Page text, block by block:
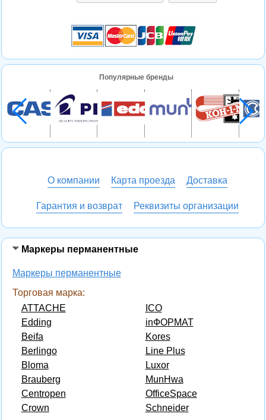
Маркеры перманентные
Маркеры перманентные
Торговая марка:
ATTACHE
Edding
Beifa
Berlingo
Bloma
Brauberg
Centropen
Crown
ICO
inФОРМАТ
Kores
Line Plus
Luxor
MunHwa
OfficeSpace
Schneider
Популярные бренды
О компании Карта проезда Доставка
Гарантия и возврат Реквизиты организации